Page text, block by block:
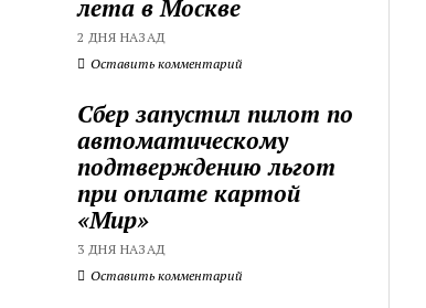
лета в Москве
2 ДНЯ НАЗАД
Оставить комментарий
Сбер запустил пилот по
автоматическому
подтверждению льгот
при оплате картой
«Мир»
3 ДНЯ НАЗАД
Оставить комментарий